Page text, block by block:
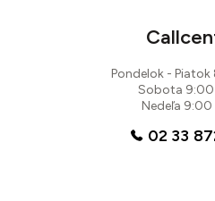
Pondelok -
Sobota
Nedeľa
02 33